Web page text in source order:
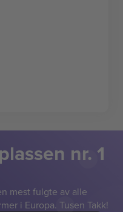
nr. 1
mest fulgte av alle
i Europa. Tusen Takk!